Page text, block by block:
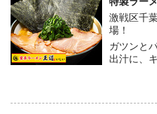
激戦区千
場！
ガツンと
出汁に、
系ラーメ